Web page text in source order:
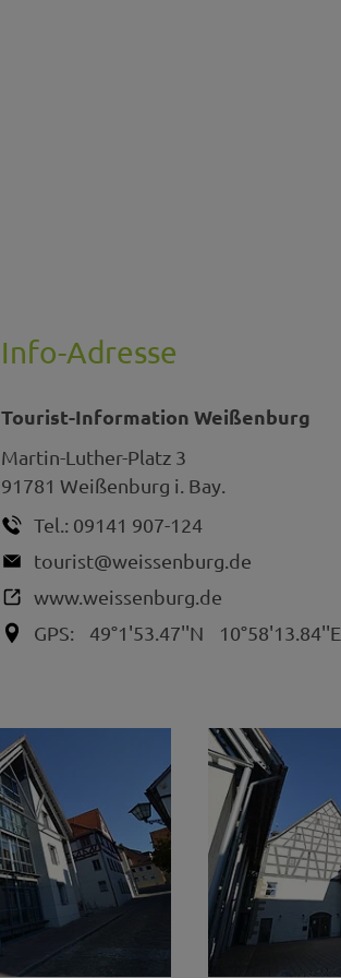
Info-Adresse
Tourist-Information Weißenburg
Martin-Luther-Platz 3
91781 Weißenburg i. Bay.
Tel.: 09141 907-124
tourist@weissenburg.de
www.weissenburg.de
GPS:
49°1'53.47''N 10°58'13.84''E